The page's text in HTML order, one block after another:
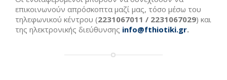
επικοινωνούν απρόσκοπτα μαζί μας, τόσο μέσω του
τηλεφωνικού κέντρου (2231067011 / 2231067029) και
της ηλεκτρονικής διεύθυνσης info@fthiotiki.gr.